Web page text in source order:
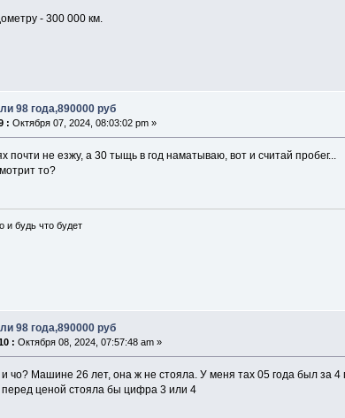
- 300 000 км.
98 года,890000 руб
: Октября 07, 2024, 08:03:02 pm »
почти не езжу, а 30 тыщь в год наматываю, вот и считай пробег...
то?
и будь что будет
98 года,890000 руб
: Октября 08, 2024, 07:57:48 am »
чо? Машине 26 лет, она ж не стояла. У меня тах 05 года был за
перед ценой стояла бы цифра 3 или 4